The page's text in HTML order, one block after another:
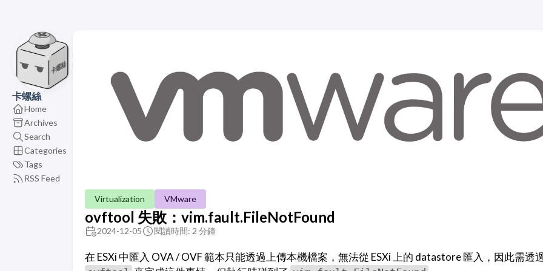
卡螺絲
Home
Archives
Search
Categories
Tags
RSS Feed
Virtualization VMware
ovftool 失敗：vim.fault.FileNotFound
2024-12-05 閱讀時間: 2 分鐘
在 ESXi 中匯入 OVA / OVF 範本只能透過上傳本機檔案，無法從 ESXi 上的 datastore 匯入，因此需透